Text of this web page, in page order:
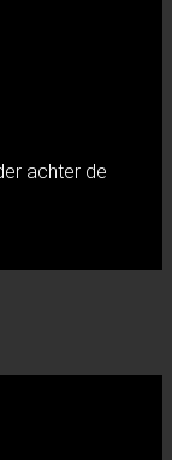
achter de